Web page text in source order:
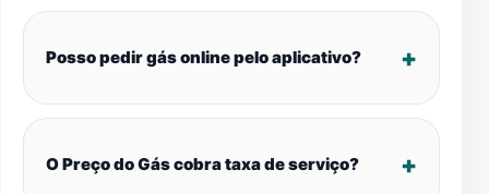
Posso pedir gás online pelo aplicativo?
O Preço do Gás cobra taxa de serviço?